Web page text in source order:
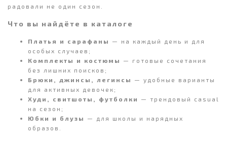
радовали не один сезон.
Что вы найдёте в каталоге
Платья и сарафаны
— на каждый день и для
особых случаев;
Комплекты и костюмы
— готовые сочетания
без лишних поисков;
Брюки, джинсы, легинсы
— удобные варианты
для активных девочек;
Худи, свитшоты, футболки
— трендовый casual
на сезон;
Юбки и блузы
— для школы и нарядных
образов.